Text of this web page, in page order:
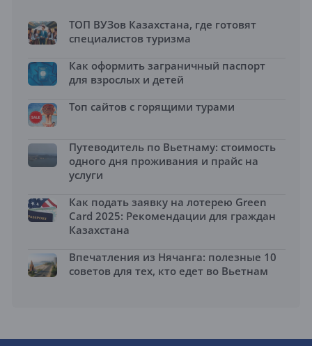
ТОП ВУЗов Казахстана, где готовят
специалистов туризма
Как оформить заграничный паспорт
для взрослых и детей
Топ сайтов с горящими турами
Путеводитель по Вьетнаму: стоимость
одного дня проживания и прайс на
услуги
Как подать заявку на лотерею Green
Card 2025: Рекомендации для граждан
Казахстана
Впечатления из Нячанга: полезные 10
советов для тех, кто едет во Вьетнам